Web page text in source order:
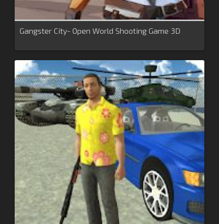
Gangster City- Open World Shooting Game 3D